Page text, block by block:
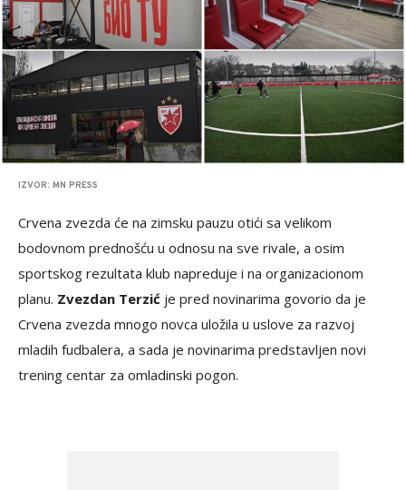
IZVOR: MN PRESS
Crvena zvezda će na zimsku pauzu otići sa velikom
bodovnom prednošću u odnosu na sve rivale, a osim
sportskog rezultata klub napreduje i na organizacionom
planu. Zvezdan Terzić je pred novinarima govorio da je
Crvena zvezda mnogo novca uložila u uslove za razvoj
mladih fudbalera, a sada je novinarima predstavljen novi
trening centar za omladinski pogon.